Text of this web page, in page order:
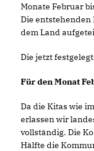
Monate Februar
Die entstehenden
dem Land
Die jetzt
Für den Monat
Da die Kitas wie
erlassen wir
vollständig. Die
Hälfte die